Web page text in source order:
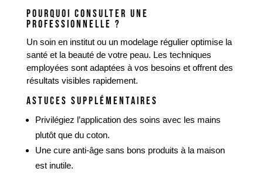
POURQUOI CONSULTER UNE
PROFESSIONNELLE ?
Un soin en institut ou un modelage régulier optimise la
santé et la beauté de votre peau. Les techniques
employées sont adaptées à vos besoins et offrent des
résultats visibles rapidement.
ASTUCES SUPPLÉMENTAIRES
Privilégiez l’application des soins avec les mains
plutôt que du coton.
Une cure anti-âge sans bons produits à la maison
est inutile.